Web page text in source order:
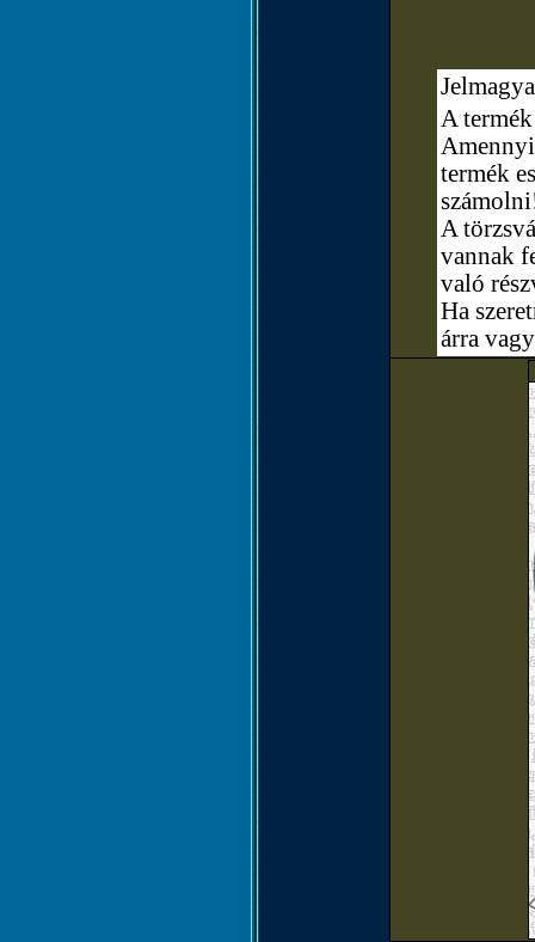
A
termék
A
vannak
való
Ha
árra